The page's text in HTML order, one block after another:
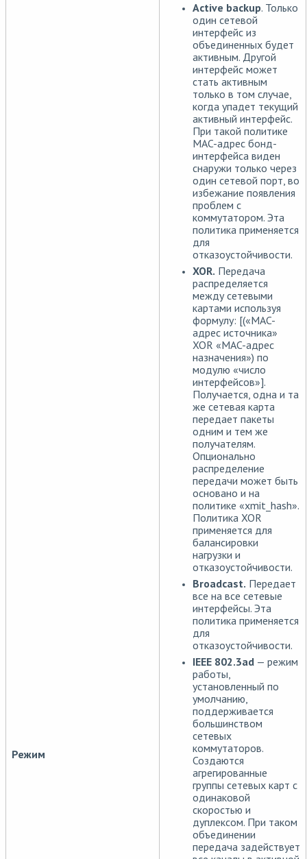
Режим
Active backup. Только
один сетевой
интерфейс из
объединенных будет
активным. Другой
интерфейс может
стать активным
только в том случае,
когда упадет текущий
активный интерфейс.
При такой политике
MAC-адрес бонд-
интерфейса виден
снаружи только через
один сетевой порт, во
избежание появления
проблем с
коммутатором. Эта
политика применяется
для
отказоустойчивости.
XOR. Передача
распределяется
между сетевыми
картами используя
формулу: [(«MAC-
адрес источника»
XOR «MAC-адрес
назначения») по
модулю «число
интерфейсов»].
Получается, одна и та
же сетевая карта
передает пакеты
одним и тем же
получателям.
Опционально
распределение
передачи может быть
основано и на
политике «xmit_hash».
Политика XOR
применяется для
балансировки
нагрузки и
отказоустойчивости.
Broadcast. Передает
все на все сетевые
интерфейсы. Эта
политика применяется
для
отказоустойчивости.
IEEE 802.3ad — режим
работы,
установленный по
умолчанию,
поддерживается
большинством
сетевых
коммутаторов.
Создаются
агрегированные
группы сетевых карт с
одинаковой
скоростью и
дуплексом. При таком
объединении
передача задействует